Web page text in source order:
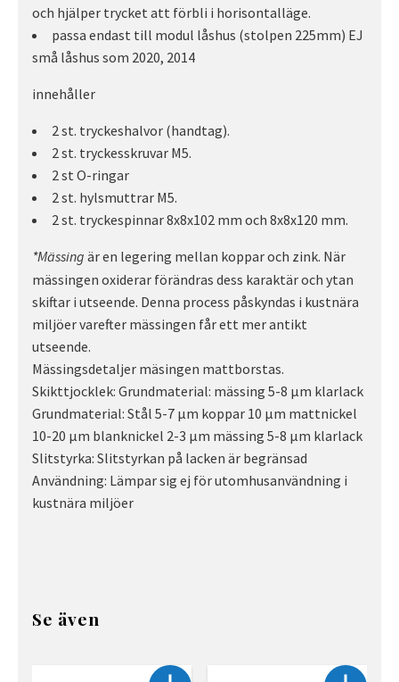
och hjälper trycket att förbli i horisontalläge.
passa endast till modul låshus (stolpen 225mm) EJ
små låshus som 2020, 2014
innehåller
2 st. tryckeshalvor (handtag).
2 st. tryckesskruvar M5.
2 st O-ringar
2 st. hylsmuttrar M5.
2 st. tryckespinnar 8x8x102 mm och 8x8x120 mm.
*Mässing är en legering mellan koppar och zink. När
mässingen oxiderar förändras dess karaktär och ytan
skiftar i utseende. Denna process påskyndas i kustnära
miljöer varefter mässingen får ett mer antikt
utseende.
Mässingsdetaljer mäsingen mattborstas.
Skikttjocklek: Grundmaterial: mässing 5-8 µm klarlack
Grundmaterial: Stål 5-7 µm koppar 10 µm mattnickel
10-20 µm blanknickel 2-3 µm mässing 5-8 µm klarlack
Slitstyrka: Slitstyrkan på lacken är begränsad
Användning: Lämpar sig ej för utomhusanvändning i
kustnära miljöer
Se även